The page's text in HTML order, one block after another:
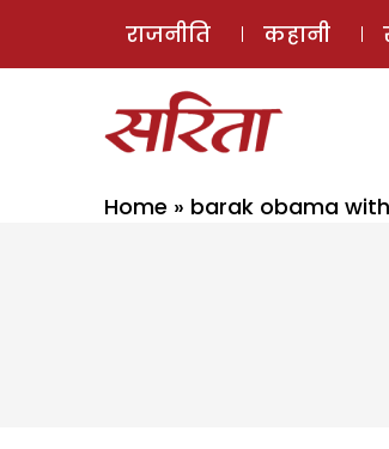
राजनीति कहानी
Home » barak obama